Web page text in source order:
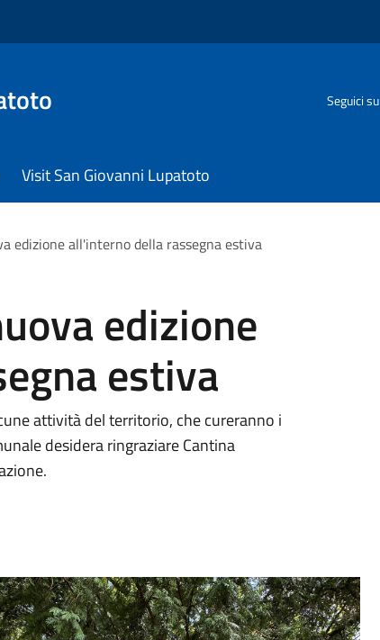
Seguici su
Visit San Giovanni Lupatoto
edizione all'interno della rassegna estiva
edizione
estiva
attività del territorio, che cureranno i
desidera ringraziare Cantina